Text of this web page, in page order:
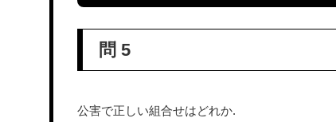
問 5
公害で正しい組合せはどれか.